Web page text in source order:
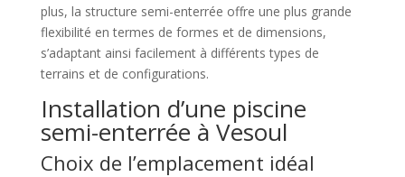
plus, la structure semi-enterrée offre une plus grande
flexibilité en termes de formes et de dimensions,
s’adaptant ainsi facilement à différents types de
terrains et de configurations.
Installation d’une piscine
semi-enterrée à Vesoul
Choix de l’emplacement idéal